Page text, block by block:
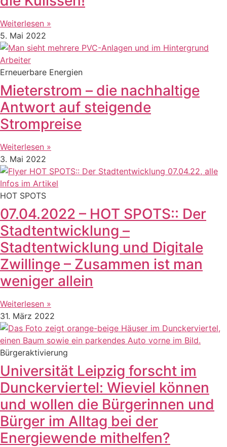
Weiterlesen »
5. Mai 2022
Erneuerbare Energien
Mieterstrom – die nachhaltige
Antwort auf steigende
Strompreise
Weiterlesen »
3. Mai 2022
HOT SPOTS
07.04.2022 – HOT SPOTS:: Der
Stadtentwicklung –
Stadtentwicklung und Digitale
Zwillinge – Zusammen ist man
weniger allein
Weiterlesen »
31. März 2022
Bürgeraktivierung
Universität Leipzig forscht im
Dunckerviertel: Wieviel können
und wollen die Bürgerinnen und
Bürger im Alltag bei der
Energiewende mithelfen?